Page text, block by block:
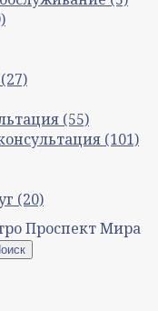
(27)
(55)
(101)
(20)
Проспект Мира